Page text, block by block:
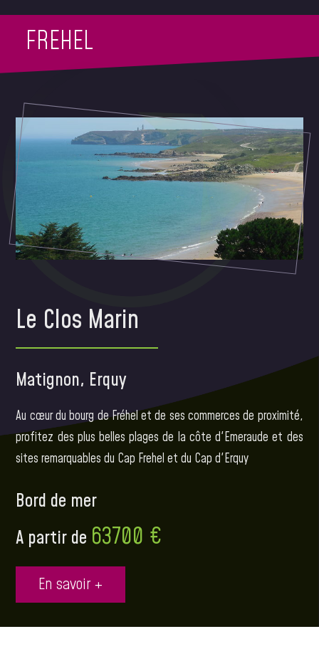
FREHEL
Le Clos Marin
Matignon, Erquy
Au cœur du bourg de Fréhel et de ses commerces de proximité,
profitez des plus belles plages de la côte d'Emeraude et des
sites remarquables du Cap Frehel et du Cap d'Erquy
Bord de mer
A partir de 63700 €
En savoir +